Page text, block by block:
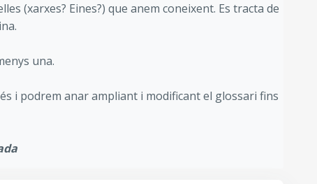
(xarxes? Eines?) que anem coneixent. Es tracta de
una.
i podrem anar ampliant i modificant el glossari fins